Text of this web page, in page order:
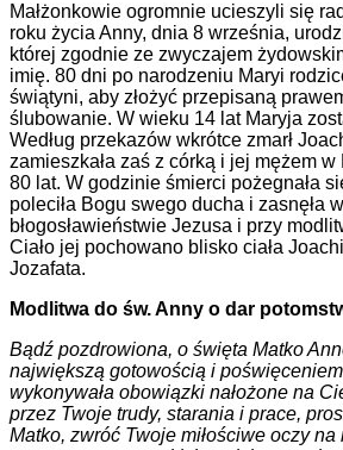
Małżonkowie ogromnie ucieszyli się
roku życia Anny, dnia 8 września,
której zgodnie ze zwyczajem
imię. 80 dni po narodzeniu Maryi
świątyni, aby złożyć przepisaną
ślubowanie. W wieku 14 lat Maryja
Według przekazów wkrótce zmarł
zamieszkała zaś z córką i jej mężem
80 lat. W godzinie śmierci pożegnała
poleciła Bogu swego ducha i zasnęła
błogosławieństwie Jezusa i przy
Ciało jej pochowano blisko ciała
Jozafata.
Modlitwa do św. Anny o dar
Bądź pozdrowiona, o święta Matko
największą gotowością i
wykonywała obowiązki nałożone na
przez Twoje trudy, starania i prace,
Matko, zwróć Twoje miłościwe oczy